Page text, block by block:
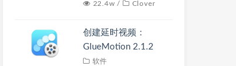
22.4w / Clover
创建延时视频：
GlueMotion 2.1.2
软件